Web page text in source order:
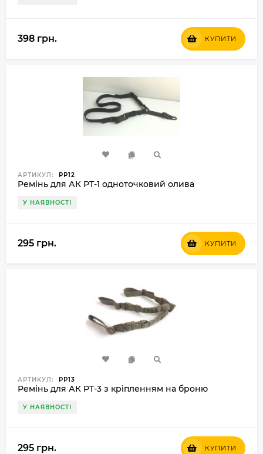
398 грн. КУПИТИ
АРТИКУЛ: РР12
Ремінь для АК РТ-1 одноточковий олива
У НАЯВНОСТІ
295 грн. КУПИТИ
АРТИКУЛ: РР13
Ремінь для АК РТ-3 з кріпленням на броню
У НАЯВНОСТІ
295 грн. КУПИТИ